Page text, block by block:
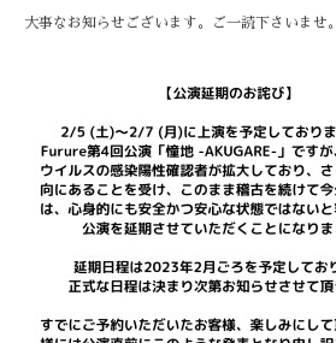
大事なお知らせございます。ご一読下さいませ。